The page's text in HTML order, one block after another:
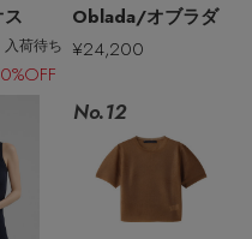
入荷待ち
Oblada/オブラダ
¥24,200
No.12